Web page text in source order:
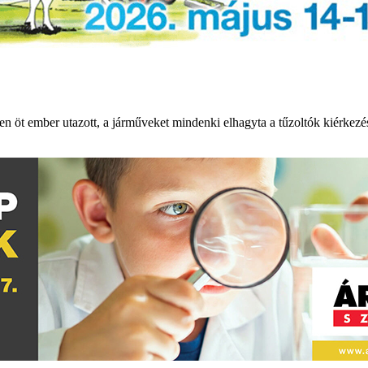
öt ember utazott, a járműveket mindenki elhagyta a tűzoltók